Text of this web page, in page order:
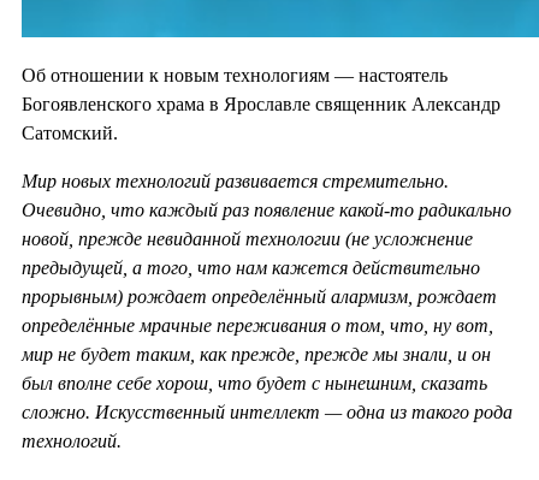
Об отношении к новым технологиям — настоятель
Богоявленского храма в Ярославле священник Александр
Сатомский.
Мир новых технологий развивается стремительно.
Очевидно, что каждый раз появление какой-то радикально
новой, прежде невиданной технологии (не усложнение
предыдущей, а того, что нам кажется действительно
прорывным) рождает определённый алармизм, рождает
определённые мрачные переживания о том, что, ну вот,
мир не будет таким, как прежде, прежде мы знали, и он
был вполне себе хорош, что будет с нынешним, сказать
сложно. Искусственный интеллект — одна из такого рода
технологий.